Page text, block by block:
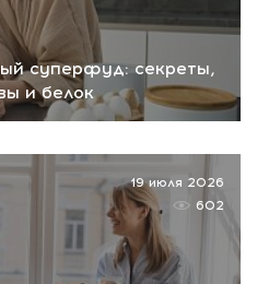
суперфуд: секреты,
и белок
19 июля 2026
602